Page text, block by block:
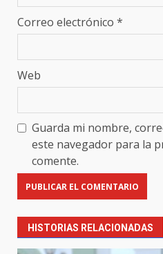
Correo electrónico *
Web
Guarda mi nombre,
este navegador para la
comente.
HISTORIAS RELACIONADAS